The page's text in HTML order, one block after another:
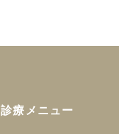
診療メニュー